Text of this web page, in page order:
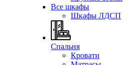
Все шкафы
Шкафы ЛДСП
Спальня
Кровати